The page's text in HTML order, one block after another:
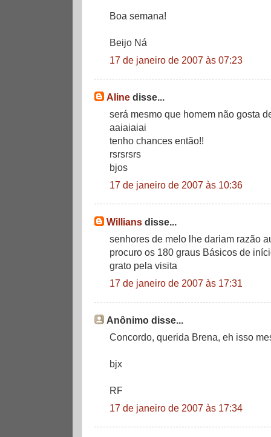
Boa semana!
Beijo Ná
17 de janeiro de 2007 às 07:23
Aline disse...
será mesmo que homem não gosta
aaiaiaiai
tenho chances então!!
rsrsrsrs
bjos
17 de janeiro de 2007 às 10:36
Willians disse...
senhores de melo lhe dariam razão
procuro os 180 graus Básicos de
grato pela visita
17 de janeiro de 2007 às 17:31
Anônimo disse...
Concordo, querida Brena, eh isso
bjx
RF
17 de janeiro de 2007 às 17:34